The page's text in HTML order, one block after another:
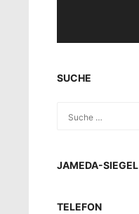
SUCHE
JAMEDA-SIEGEL
TELEFON